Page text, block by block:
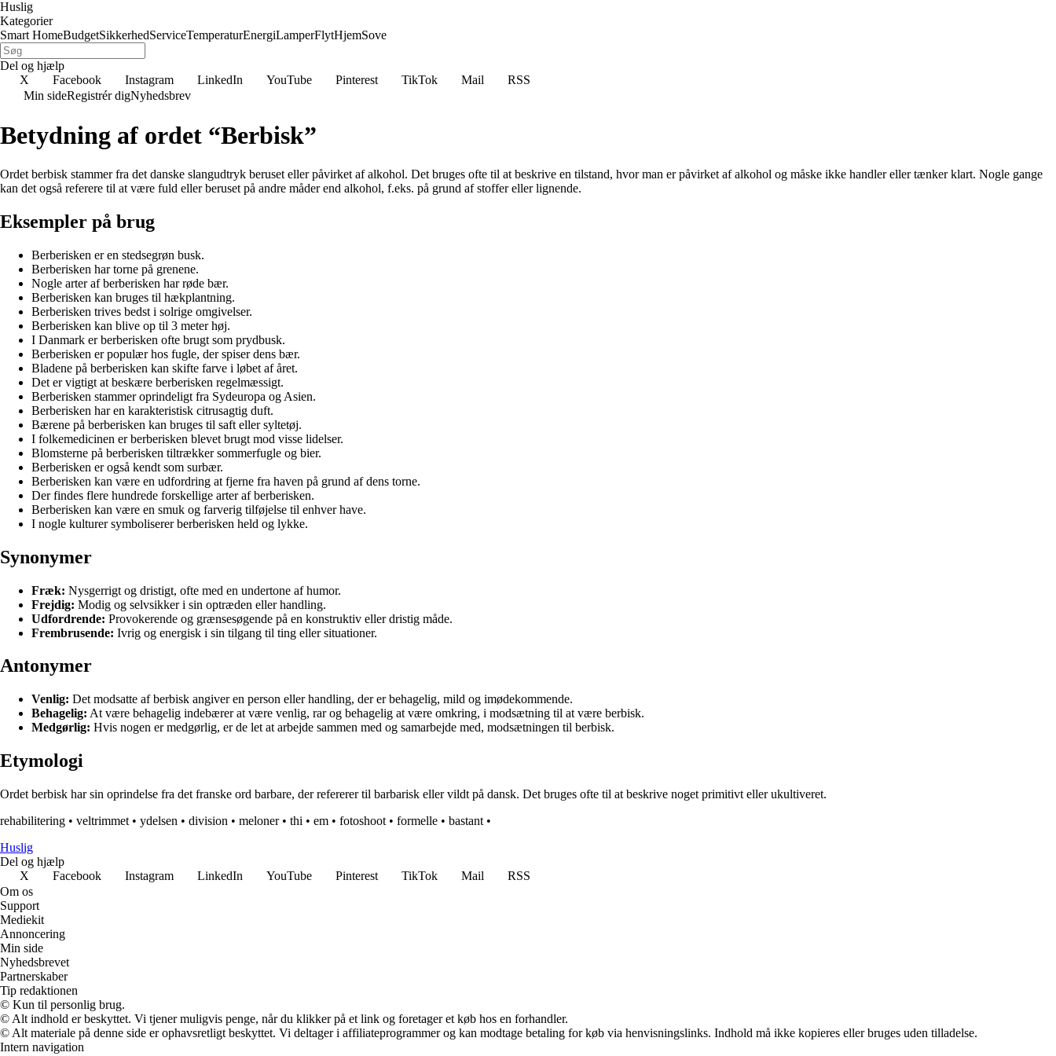
Huslig
Kategorier
Smart HomeBudgetSikkerhedServiceTemperaturEnergiLamperFlytHjemSove
Del og hjælp
X
Facebook Instagram LinkedIn YouTube Pinterest TikTok Mail
RSS
Min sideRegistrér digNyhedsbrev
Betydning af ordet “Berbisk”
Ordet berbisk stammer fra det danske slangudtryk beruset eller påvirket af alkohol. Det bruges ofte til at beskrive en tilstand, hvor man er påvirket af alkohol og måske ikke handler eller tænker klart. Nogle gange
kan det også referere til at være fuld eller beruset på andre måder end alkohol, f.eks. på grund af stoffer eller lignende.
Eksempler på brug
Berberisken er en stedsegrøn busk.
Berberisken har torne på grenene.
Nogle arter af berberisken har røde bær.
Berberisken kan bruges til hækplantning.
Berberisken trives bedst i solrige omgivelser.
Berberisken kan blive op til 3 meter høj.
I Danmark er berberisken ofte brugt som prydbusk.
Berberisken er populær hos fugle, der spiser dens bær.
Bladene på berberisken kan skifte farve i løbet af året.
Det er vigtigt at beskære berberisken regelmæssigt.
Berberisken stammer oprindeligt fra Sydeuropa og Asien.
Berberisken har en karakteristisk citrusagtig duft.
Bærene på berberisken kan bruges til saft eller syltetøj.
I folkemedicinen er berberisken blevet brugt mod visse lidelser.
Blomsterne på berberisken tiltrækker sommerfugle og bier.
Berberisken er også kendt som surbær.
Berberisken kan være en udfordring at fjerne fra haven på grund af dens torne.
Der findes flere hundrede forskellige arter af berberisken.
Berberisken kan være en smuk og farverig tilføjelse til enhver have.
I nogle kulturer symboliserer berberisken held og lykke.
Synonymer
Fræk: Nysgerrigt og dristigt, ofte med en undertone af humor.
Frejdig: Modig og selvsikker i sin optræden eller handling.
Udfordrende: Provokerende og grænsesøgende på en konstruktiv eller dristig måde.
Frembrusende: Ivrig og energisk i sin tilgang til ting eller situationer.
Antonymer
Venlig: Det modsatte af berbisk angiver en person eller handling, der er behagelig, mild og imødekommende.
Behagelig: At være behagelig indebærer at være venlig, rar og behagelig at være omkring, i modsætning til at være berbisk.
Medgørlig: Hvis nogen er medgørlig, er de let at arbejde sammen med og samarbejde med, modsætningen til berbisk.
Etymologi
Ordet berbisk har sin oprindelse fra det franske ord barbare, der refererer til barbarisk eller vildt på dansk. Det bruges ofte til at beskrive noget primitivt eller ukultiveret.
rehabilitering • veltrimmet • ydelsen • division • meloner• thi • em • fotoshoot • formelle • bastant •
Huslig
Del og hjælp
X
Facebook Instagram LinkedIn YouTube Pinterest TikTok Mail
RSS
Om os
Support
Mediekit
Annoncering
Min side
Nyhedsbrevet
Partnerskaber
Tip redaktionen
© Kun til personlig brug.
© Alt indhold er beskyttet. Vi tjener muligvis penge, når du klikker på et link og foretager et køb hos en forhandler.
© Alt materiale på denne side er ophavsretligt beskyttet. Vi deltager i affiliateprogrammer og kan modtage betaling for køb via henvisningslinks. Indhold må ikke kopieres eller bruges uden tilladelse.
Intern navigation